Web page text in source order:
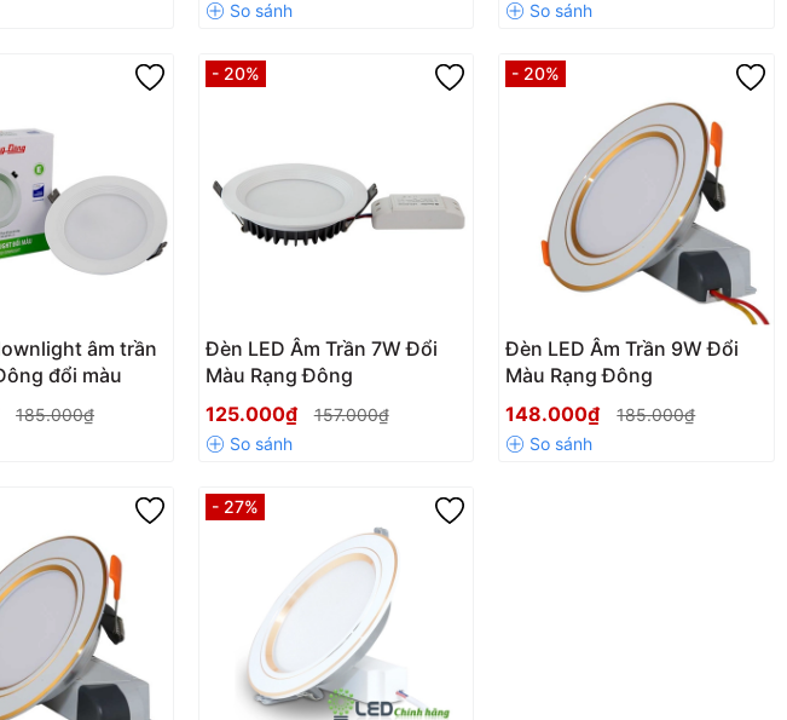
âm trần
đổi màu
185.000₫
- 20%
Đèn LED Âm Trần 7W Đổi
Màu Rạng Đông
125.000₫
157.000₫
- 20%
Đèn LED Âm Trần 9W Đổi
Màu Rạng Đông
148.000₫
185.000₫
- 27%